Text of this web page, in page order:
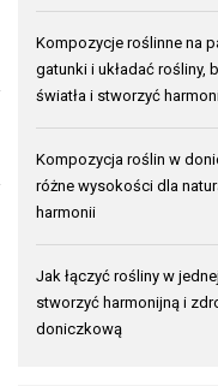
Kompozycje roślinne na
gatunki i układać rośliny,
światła i stworzyć
Kompozycja roślin w
różne wysokości dla
harmonii
Jak łączyć rośliny w
stworzyć harmonijną i
doniczkową